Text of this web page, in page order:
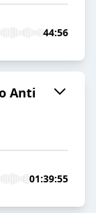
44:56
Anti
01:39:55